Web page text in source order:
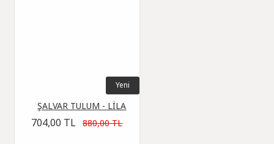
Yeni
ŞALVAR TULUM - LİLA
704,00 TL 880,00 TL